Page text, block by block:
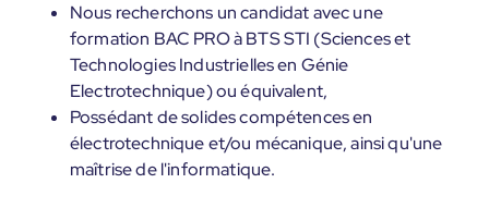
Nous recherchons un candidat avec une
formation BAC PRO à BTS STI (Sciences et
Technologies Industrielles en Génie
Electrotechnique) ou équivalent,
Possédant de solides compétences en
électrotechnique et/ou mécanique, ainsi qu'une
maîtrise de l'informatique.